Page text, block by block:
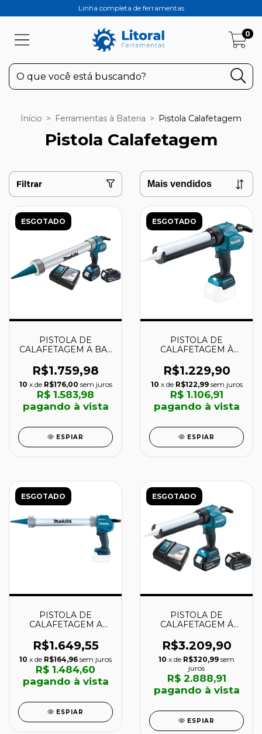
Linha completa de ferramentas
0
Início > Ferramentas à Bateria > Pistola Calafetagem
Pistola Calafetagem
Filtrar
ESGOTADO
PISTOLA DE
CALAFETAGEM A BAT
MAKITA
R$1.759,98
10 x de R$176,00 sem juros
R$ 1.583,98
pagando à vista
ESPIAR
ESGOTADO
PISTOLA DE
CALAFETAGEM À
DCG180Z- MAKITA
R$1.229,90
10 x de R$122,99 sem juros
R$ 1.106,91
pagando à vista
ESPIAR
ESGOTADO
PISTOLA DE
CALAFETAGEM A
DCG180ZB - MAKITA
R$1.649,55
10 x de R$164,96 sem juros
R$ 1.484,60
pagando à vista
ESPIAR
ESGOTADO
PISTOLA DE
CALAFETAGEM Á
DCG180RME -
MAKITA
R$3.209,90
10 x de R$320,99 sem
juros
R$ 2.888,91
pagando à vista
ESPIAR